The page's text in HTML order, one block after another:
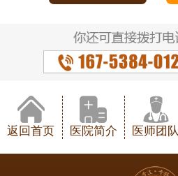
返回首页 医院简介 医师团队